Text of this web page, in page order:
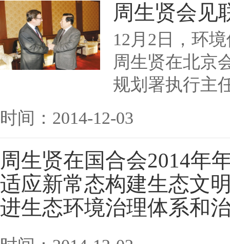
周生贤会见
12月2日，环
周生贤在北京
规划署执行主
时间：2014-12-03
周生贤在国合会2014年
适应新常态构建生态文
进生态环境治理体系和